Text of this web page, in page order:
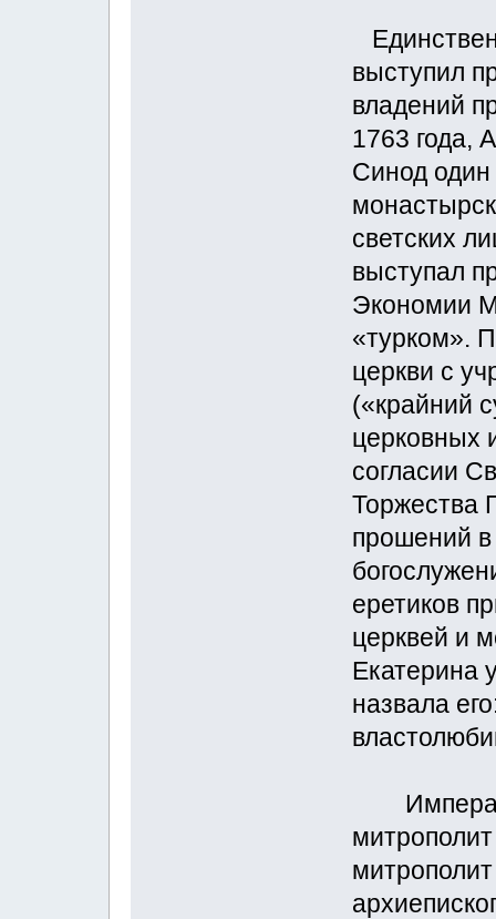
выступил
владений
1763 года,
Синод один
светских
выступал
Экономии
«турком».
церкви с
(«крайний
церковных
согласии
Торжества
прошений
еретиков
церквей и
Екатерина
назвала